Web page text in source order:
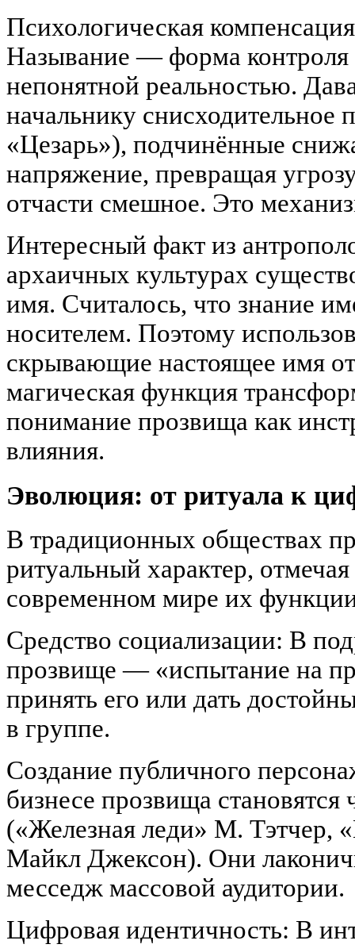
Психологическая
Называние — форма
непонятной реальностью.
начальнику снисходительное
«Цезарь»), подчинённые
напряжение, превращая
отчасти смешное. Это
Интересный факт из
архаичных культурах
имя. Считалось, что знание
носителем. Поэтому
скрывающие настоящее имя
магическая функция
понимание прозвища как
влияния.
Эволюция: от ритуала к
В традиционных обществах
ритуальный характер,
современном мире их
Средство социализации: В
прозвище — «испытание на
принять его или дать
в группе.
Создание публичного
бизнесе прозвища
(«Железная леди» М. Тэтчер,
Майкл Джексон). Они
месседж массовой аудитории.
Цифровая идентичность: В